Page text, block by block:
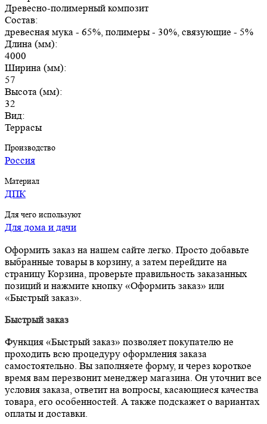
Древесно-полимерный композит
Состав:
древесная мука - 65%, полимеры - 30%, связующие - 5%
Длина (мм):
4000
Ширина (мм):
57
Высота (мм):
32
Вид:
Террасы
Производство
Россия
Материал
ДПК
Для чего используют
Для дома и дачи
Оформить заказ на нашем сайте легко. Просто добавьте
выбранные товары в корзину, а затем перейдите на
страницу Корзина, проверьте правильность заказанных
позиций и нажмите кнопку «Оформить заказ» или
«Быстрый заказ».
Быстрый заказ
Функция «Быстрый заказ» позволяет покупателю не
проходить всю процедуру оформления заказа
самостоятельно. Вы заполняете форму, и через короткое
время вам перезвонит менеджер магазина. Он уточнит все
условия заказа, ответит на вопросы, касающиеся качества
товара, его особенностей. А также подскажет о вариантах
оплаты и доставки.